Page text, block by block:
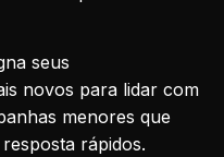
seus
novos para lidar com
menores que
rápidos.